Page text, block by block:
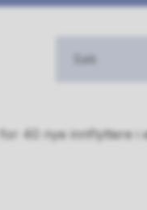
40 nye innflyttere i